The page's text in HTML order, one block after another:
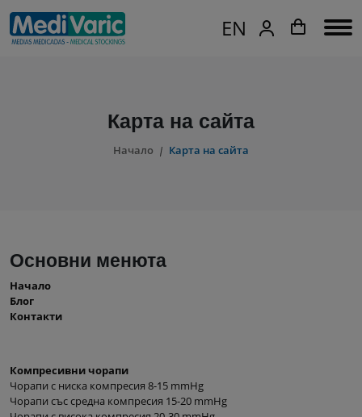
EN
Карта на сайта
Начало Карта на сайта
Основни менюта
Начало
Блог
Контакти
Компресивни чорапи
Чорапи с ниска компресия 8-15 mmHg
Чорапи със средна компресия 15-20 mmHg